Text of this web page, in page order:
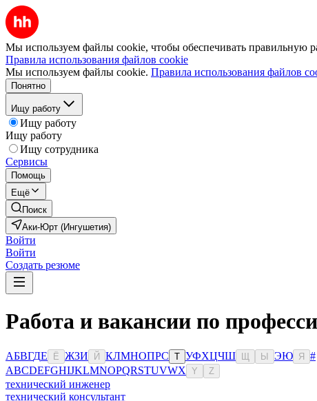
Мы используем файлы cookie, чтобы обеспечивать правильную
Правила использования файлов cookie
Мы используем файлы cookie. Правила использования файлов
Понятно
Ищу работу
Ищу работу
Ищу работу
Ищу сотрудника
Сервисы
Помощь
Ещё
Поиск
Аки-Юрт (Ингушетия)
Войти
Войти
Создать резюме
Работа и вакансии по
АБВГДЕ Ё ЖЗИ Й КЛМНОПРС Т УФХЦЧШ Ы ЭЮ Я
#
ABCDEFGHIJKLMNOPQRSTUVWX Y Z
технический инженер
технический консультант